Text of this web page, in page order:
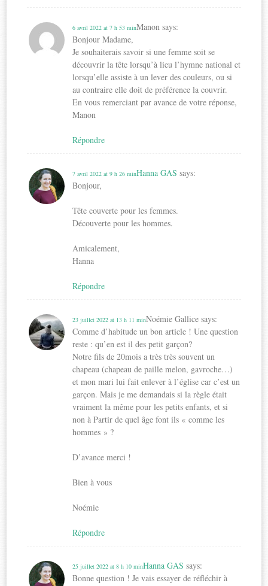
Manon says:
6 avril 2022 at 7 h 53 min
Bonjour Madame,
Je souhaiterais savoir si une femme soit se
découvrir la tête lorsqu’à lieu l’hymne national et
lorsqu’elle assiste à un lever des couleurs, ou si
au contraire elle doit de préférence la couvrir.
En vous remerciant par avance de votre réponse,
Manon
Répondre
Hanna GAS says:
7 avril 2022 at 9 h 26 min
Bonjour,
Tête couverte pour les femmes.
Découverte pour les hommes.
Amicalement,
Hanna
Répondre
Noémie Gallice says:
23 juillet 2022 at 13 h 11 min
Comme d’habitude un bon article ! Une question
reste : qu’en est il des petit garçon?
Notre fils de 20mois a très très souvent un
chapeau (chapeau de paille melon, gavroche…)
et mon mari lui fait enlever à l’église car c’est un
garçon. Mais je me demandais si la règle était
vraiment la même pour les petits enfants, et si
non à Partir de quel âge font ils « comme les
hommes » ?
D’avance merci !
Bien à vous
Noémie
Répondre
Hanna GAS says:
25 juillet 2022 at 8 h 10 min
Bonne question ! Je vais essayer de réfléchir à